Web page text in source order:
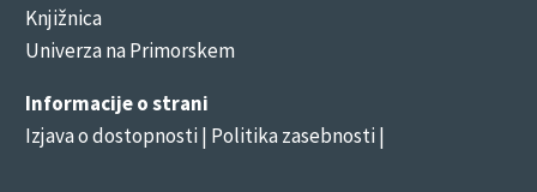
Knjižnica
Univerza na Primorskem
Informacije o strani
Izjava o dostopnosti| Politika zasebnosti |